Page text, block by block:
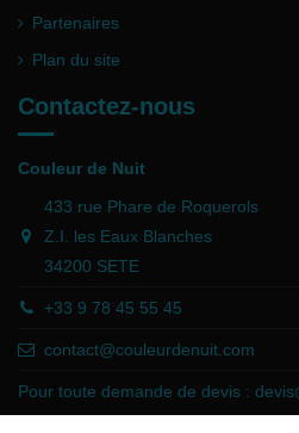
Partenaires
Plan du site
Contactez-nous
Couleur de Nuit
433 rue Phare de Roquerols
Z.I. les Eaux Blanches
34200 SETE
+33 9 78 45 55 45
contact@couleurdenuit.com
Pour toute demande de devis :